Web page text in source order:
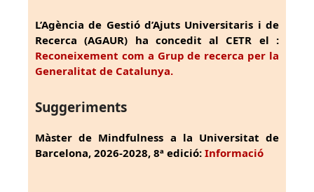
L’Agència de Gestió d’Ajuts Universitaris i de
Recerca (AGAUR) ha concedit al CETR el :
Reconeixement com a Grup de recerca per la
Generalitat de Catalunya.
Suggeriments
Màster de Mindfulness a la Universitat de
Barcelona, 2026-2028, 8ª edició: Informació